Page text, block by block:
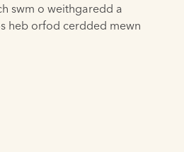
swm o weithgaredd a
heb orfod cerdded mewn